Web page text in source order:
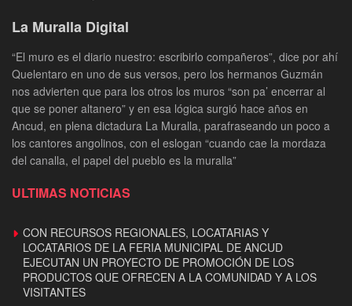
La Muralla Digital
“El muro es el diario nuestro: escribirlo compañeros”, dice por ahí
Quelentaro en uno de sus versos, pero los hermanos Guzmán
nos advierten que para los otros los muros “son pa’ encerrar al
que se poner altanero” y en esa lógica surgió hace años en
Ancud, en plena dictadura La Muralla, parafraseando un poco a
los cantores angolinos, con el eslogan “cuando cae la mordaza
del canalla, el papel del pueblo es la muralla”
ULTIMAS NOTICIAS
CON RECURSOS REGIONALES, LOCATARIAS Y
LOCATARIOS DE LA FERIA MUNICIPAL DE ANCUD
EJECUTAN UN PROYECTO DE PROMOCIÓN DE LOS
PRODUCTOS QUE OFRECEN A LA COMUNIDAD Y A LOS
VISITANTES